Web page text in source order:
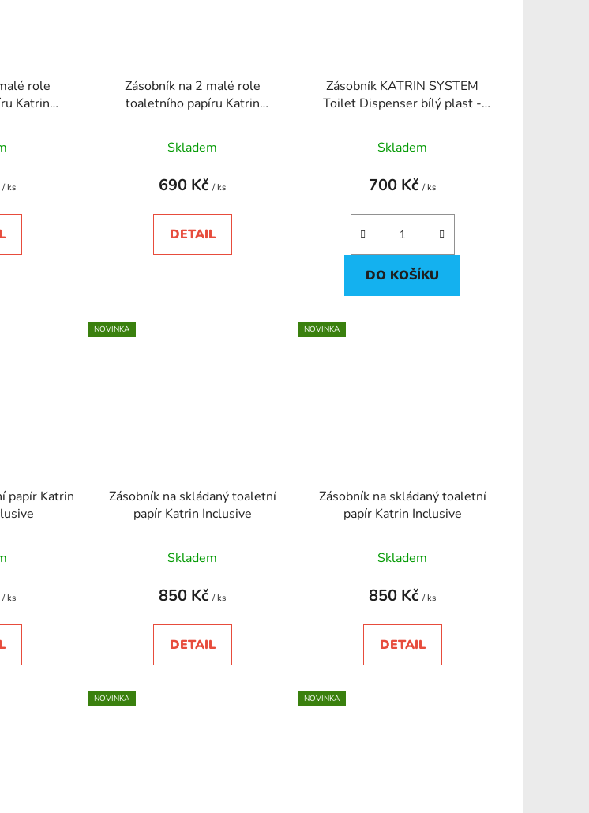
role
Katrin
/ ks
Zásobník na 2 malé role
toaletního papíru Katrin
Skladem
690 Kč/ ks
DETAIL
Zásobník KATRIN SYSTEM
Toilet Dispenser bílý plast -
Skladem
700 Kč/ ks
DO KOŠÍKU
papír Katrin
/ ks
NOVINKA
Zásobník na skládaný toaletní
papír Katrin Inclusive
Skladem
850 Kč/ ks
DETAIL
NOVINKA
Zásobník na skládaný toaletní
papír Katrin Inclusive
Skladem
850 Kč/ ks
DETAIL
NOVINKA NOVINKA